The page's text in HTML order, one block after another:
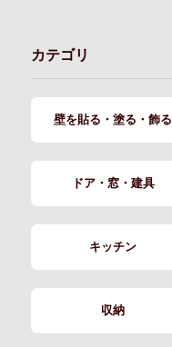
カテゴリ
壁を貼る・塗る・飾る
ドア・窓・建具
キッチン
収納